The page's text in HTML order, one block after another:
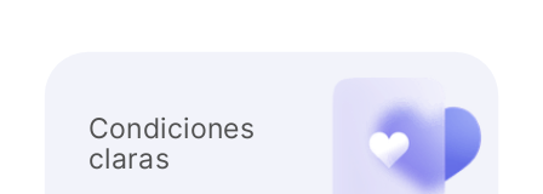
Condiciones
claras